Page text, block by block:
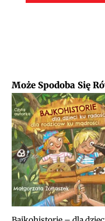
Może Spodoba Się